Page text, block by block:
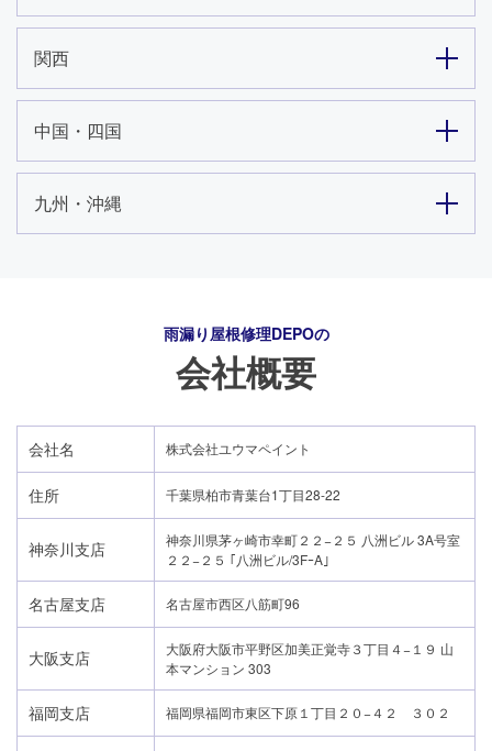
関西
中国・四国
九州・沖縄
雨漏り屋根修理DEPOの
会社概要
会社名 株式会社ユウマペイント
住所 千葉県柏市青葉台1丁目28-22
神奈川支店
神奈川県茅ヶ崎市幸町２２−２５ 八洲ビル 3A号室
２２−２５ ｢八洲ビル/3FｰA｣
名古屋支店 名古屋市西区八筋町96
大阪支店
大阪府大阪市平野区加美正覚寺３丁目４−１９ 山
本マンション 303
福岡支店 福岡県福岡市東区下原１丁目２０−４２ ３０２